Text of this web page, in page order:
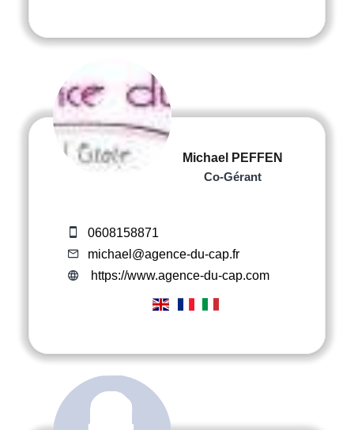
Michael PEFFEN
Co-Gérant
0608158871
michael@agence-du-cap.fr
https://www.agence-du-cap.com